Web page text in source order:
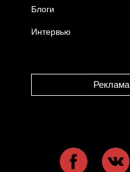
Блоги
Интервью